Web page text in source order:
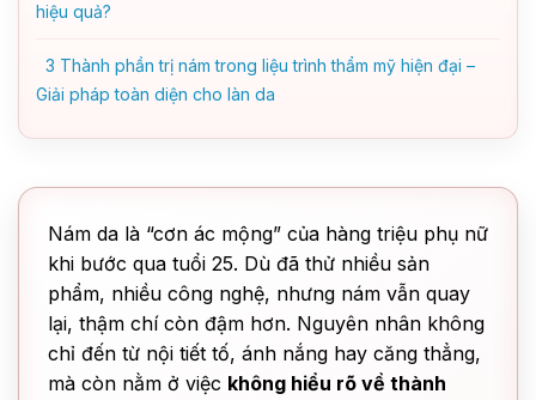
hiệu quả?
3 Thành phần trị nám trong liệu trình thẩm mỹ hiện đại –
Giải pháp toàn diện cho làn da
Nám da là “cơn ác mộng” của hàng triệu phụ nữ
khi bước qua tuổi 25. Dù đã thử nhiều sản
phẩm, nhiều công nghệ, nhưng nám vẫn quay
lại, thậm chí còn đậm hơn. Nguyên nhân không
chỉ đến từ nội tiết tố, ánh nắng hay căng thẳng,
mà còn nằm ở việc không hiểu rõ về thành